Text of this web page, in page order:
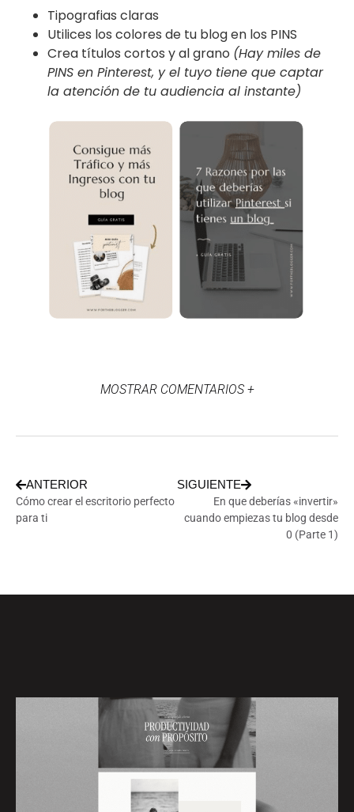
Tipografias claras
Utilices los colores de tu blog en los PINS
Crea títulos cortos y al grano (Hay miles de
PINS en Pinterest, y el tuyo tiene que captar
la atención de tu audiencia al instante)
MOSTRAR COMENTARIOS +
ANTERIOR
Cómo crear el escritorio perfecto
para ti
SIGUIENTE
En que deberías «invertir»
cuando empiezas tu blog desde
0 (Parte 1)